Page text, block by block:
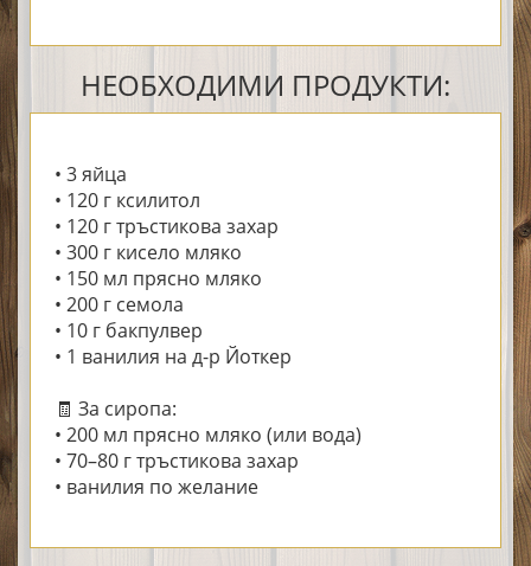
НЕОБХОДИМИ ПРОДУКТИ:
• 3 яйца
• 120 г ксилитол
• 120 г тръстикова захар
• 300 г кисело мляко
• 150 мл прясно мляко
• 200 г семола
• 10 г бакпулвер
• 1 ванилия на д-р Йоткер
🧾 За сиропа:
• 200 мл прясно мляко (или вода)
• 70–80 г тръстикова захар
• ванилия по желание